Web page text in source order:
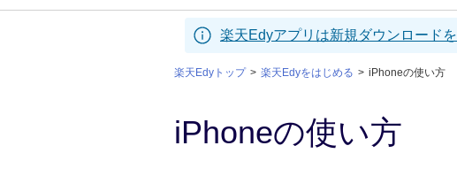
楽天Edyアプリは新規ダウンロード
楽天Edyトップ 楽天Edyをはじめる iPhoneの使い方
iPhoneの使い方